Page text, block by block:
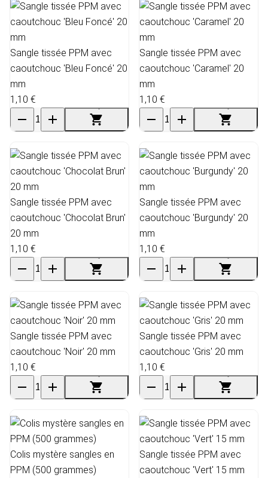
Sangle tissée PPM avec
caoutchouc 'Bleu Foncé' 20
mm
1,10 €
Sangle tissée PPM avec
caoutchouc 'Caramel' 20
mm
1,10 €
Sangle tissée PPM avec
caoutchouc 'Chocolat Brun'
20 mm
1,10 €
Sangle tissée PPM avec
caoutchouc 'Burgundy' 20
mm
1,10 €
Sangle tissée PPM avec
caoutchouc 'Noir' 20 mm
1,10 €
Sangle tissée PPM avec
caoutchouc 'Gris' 20 mm
1,10 €
Colis mystère sangles en
PPM (500 grammes)
Sangle tissée PPM avec
caoutchouc 'Vert' 15 mm